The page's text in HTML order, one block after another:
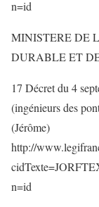
n=id
MINISTERE DE
DURABLE ET
17 Décret du 4
(ingénieurs des
(Jérôme)
http://
n=id